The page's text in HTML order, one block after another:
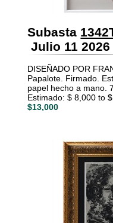
Subasta
Julio 11 2026
DISEÑADO POR
Papalote. Firmado.
papel hecho a mano.
Estimado: $ 8,000 to
$13,000